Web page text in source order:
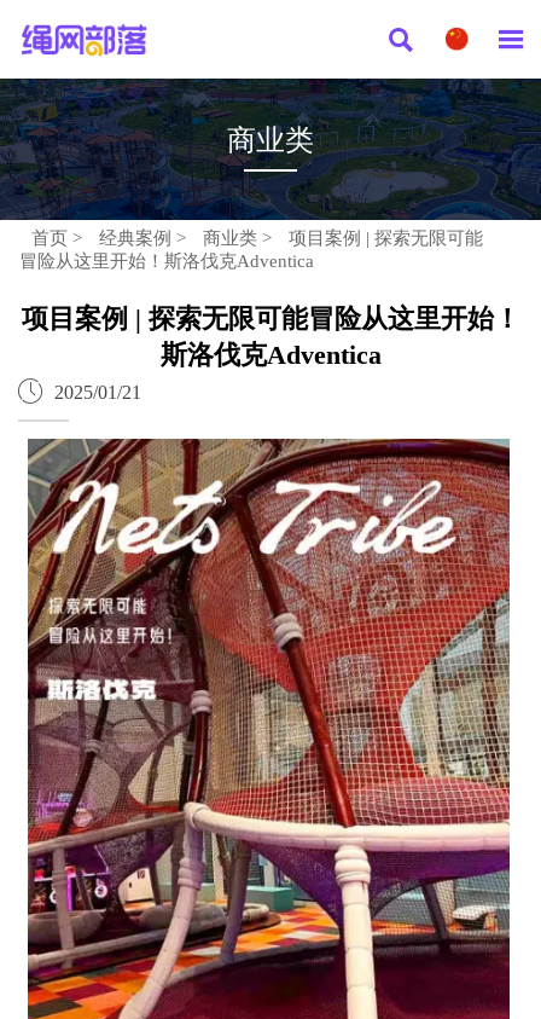
 
商业类
首页 > 经典案例 > 商业类 >
项目案例 | 探索无限可能
冒险从这里开始！斯洛伐克Adventica
项目案例 | 探索无限可能冒险从这里开始！
斯洛伐克Adventica
 2025/01/21